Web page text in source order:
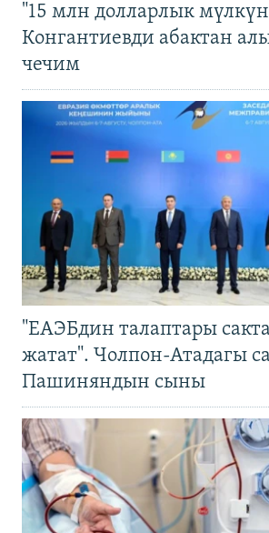
"15 млн долларлык
Конгантиевди абактан
чечим
"ЕАЭБдин талаптары
жатат". Чолпон-Атадагы
Пашиняндын сыны